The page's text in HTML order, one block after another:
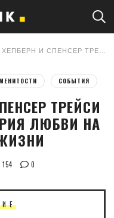
ТРЕЙСИ – ЗНАМЕНИТАЯ ИСТОРИЯ ЛЮБВИ НА ЭКРАНЕ И В ЖИЗНИ
СОБЫТИЯ
ТРЕЙСИ
ЛЮБВИ НА
154 0